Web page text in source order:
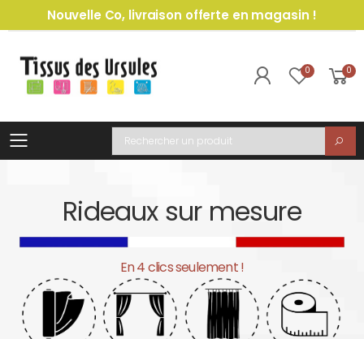
Nouvelle Co, livraison offerte en magasin !
0 0
Toggle mobile menu
Recherche
Rideaux sur mesure
En 4 clics seulement !